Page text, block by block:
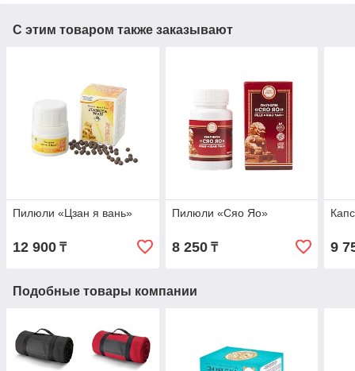
С этим товаром также заказывают
Пилюли «Цзан я вань»
12 900 ₸
Пилюли «Сяо Яо»
8 250₸ 9
Подобные товары компании